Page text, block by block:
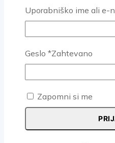
V KOŠARICO
VIJAK INBUS
V
Uporabniško ime ali e-
Geslo *Zahtevano
Zapomni si me